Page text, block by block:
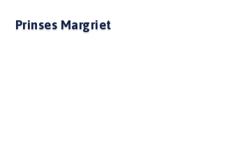
Prinses Margriet